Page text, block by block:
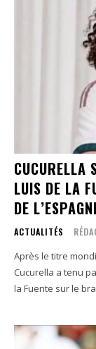
CUCURELLA
LUIS DE LA
DE
ACTUALITÉS
Après le titre
Cucurella a tenu
la Fuente sur le